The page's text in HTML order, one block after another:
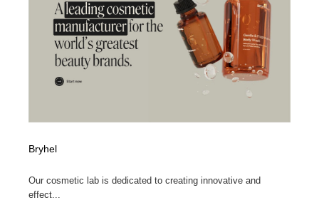
Bryhel
Our cosmetic lab is dedicated to creating innovative and
effect...